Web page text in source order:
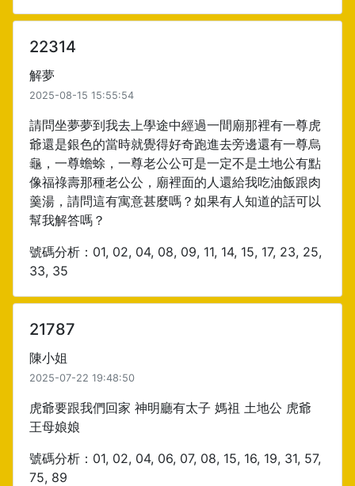
22314
解夢
2025-08-15 15:55:54
請問坐夢夢到我去上學途中經過一間廟那裡有一尊虎
爺還是銀色的當時就覺得好奇跑進去旁邊還有一尊烏
龜，一尊蟾蜍，一尊老公公可是一定不是土地公有點
像福祿壽那種老公公，廟裡面的人還給我吃油飯跟肉
羹湯，請問這有寓意甚麼嗎？如果有人知道的話可以
幫我解答嗎？
號碼分析：01, 02, 04, 08, 09, 11, 14, 15, 17, 23, 25,
33, 35
21787
陳小姐
2025-07-22 19:48:50
虎爺要跟我們回家 神明廳有太子 媽祖 土地公 虎爺
王母娘娘
號碼分析：01, 02, 04, 06, 07, 08, 15, 16, 19, 31, 57,
75, 89